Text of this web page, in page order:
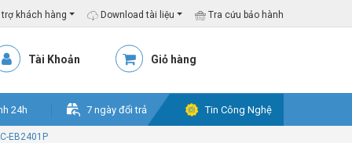
khách hàng Download tài liệu Tra cứu bảo hành
Tài Khoản Giỏ hàng
24h 7 ngày đổi trả Tin Công Nghệ
EB2401P